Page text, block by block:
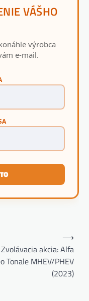
VÁŠHO
výrobca
e-mail.
Zvolávacia akcia: Alfa
Tonale MHEV/PHEV
(2023)
⟶